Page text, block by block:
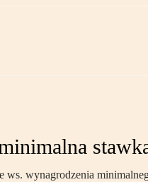
ws. wynagrodzenia